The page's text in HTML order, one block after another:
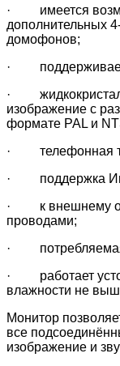
· имеется
дополнительных
домофонов;
·
·
изображение с
формате PAL и
· телефонная
· поддержка
· к внешнему
проводами;
· потребляемая
· работает
влажности не
Монитор
все
изображение и